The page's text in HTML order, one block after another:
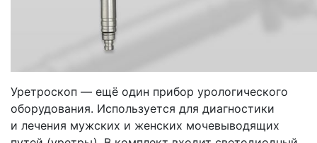
Уретроскоп — ещё один прибор урологического
оборудования. Используется для диагностики
и лечения мужских и женских мочевыводящих